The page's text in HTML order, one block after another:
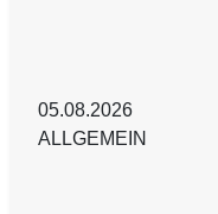
05.08.2026
ALLGEMEIN